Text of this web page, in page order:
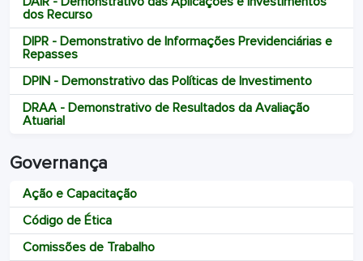
dos Recurso
DIPR - Demonstrativo de Informações Previdenciárias e
Repasses
DPIN - Demonstrativo das Políticas de Investimento
DRAA - Demonstrativo de Resultados da Avaliação
Atuarial
Governança
Ação e Capacitação
Código de Ética
Comissões de Trabalho